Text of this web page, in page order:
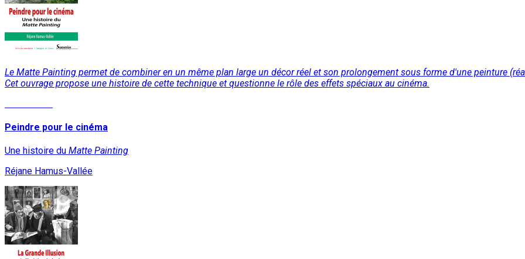
Le Matte Painting permet de combiner en un même plan large un décor réel et son prolongement sous forme d'une peinture
Cet ouvrage propose une histoire de cette technique et questionne le rôle des effets spéciaux au cinéma.
Peindre pour le cinéma
Une histoire du Matte Painting
Réjane Hamus-Vallée